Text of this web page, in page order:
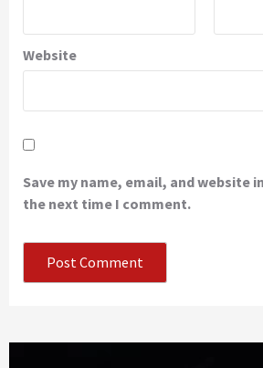
Website
Save my name, email, and website
the next time I comment.